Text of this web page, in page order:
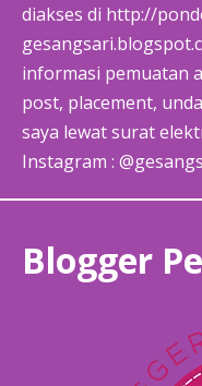
diakses di http://
informasi pemuatan
post, placement,
saya lewat surat
Instagram :
Blogger